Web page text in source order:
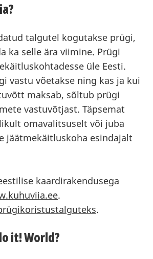
talgutel kogutakse prügi,
ka selle ära viimine. Prügi
üle Eesti.
vastu võetakse ning kas ja kui
maksab, sõltub prügi
vastuvõtjast. Täpsemat
omavalitsuselt või juba
jäätmekäitluskoha esindajalt
kaardirakendusega
.
.
it! World?